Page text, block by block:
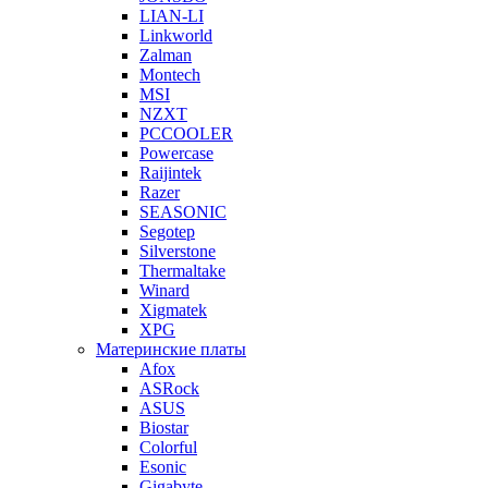
LIAN-LI
Linkworld
Zalman
Montech
MSI
NZXT
PCCOOLER
Powercase
Raijintek
Razer
SEASONIC
Segotep
Silverstone
Thermaltake
Winard
Xigmatek
XPG
Материнские платы
Afox
ASRock
ASUS
Biostar
Colorful
Esonic